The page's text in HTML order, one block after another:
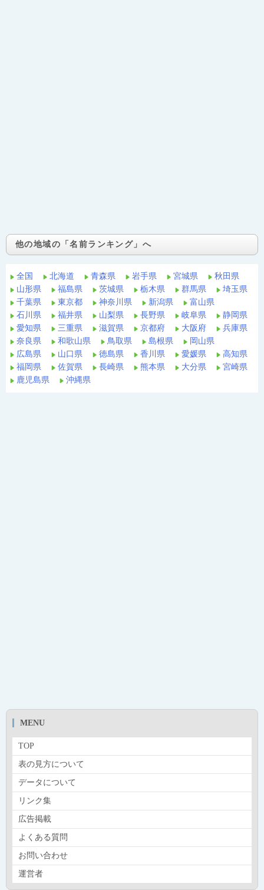
他の地域の「名前ランキング」へ
全国 北海道 青森県 岩手県 宮城県
秋田県
山形県
福島県 茨城県 栃木県 群馬県
埼玉県
千葉県
東京都 神奈川県 新潟県
富山県
石川県
福井県 山梨県 長野県 岐阜県
静岡県
愛知県
三重県 滋賀県 京都府 大阪府
兵庫県
奈良県
和歌山県 鳥取県 島根県
岡山県
広島県
山口県 徳島県 香川県 愛媛県
高知県
福岡県
佐賀県 長崎県 熊本県 大分県
宮崎県
鹿児島県
沖縄県
MENU
TOP
表の見方について
データについて
リンク集
広告掲載
よくある質問
お問い合わせ
運営者